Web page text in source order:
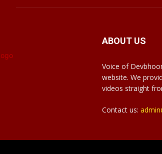
ABOUT US
Voice of
website. We
videos straight
Contact us: